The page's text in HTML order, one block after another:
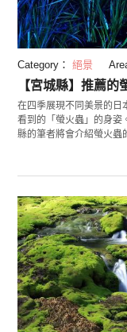
Category： 絕景
【宮城縣】推薦
在四季展現不同美景的日
看到的「螢火蟲」的身姿
縣的筆者將會介紹螢火蟲